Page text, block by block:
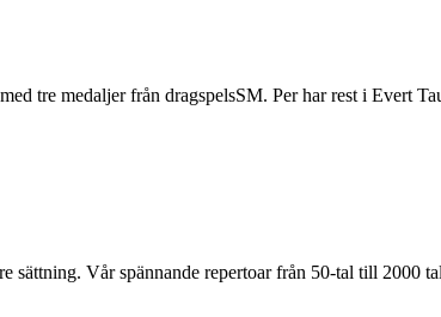
tre medaljer från dragspelsSM. Per har rest i Evert
Vår spännande repertoar från 50-tal till 2000